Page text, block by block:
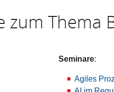
Thema
Seminare:
Agiles